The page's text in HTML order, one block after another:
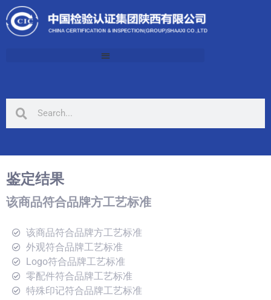
鉴定结果
该商品符合品牌方工艺标准
该商品符合品牌方工艺标准
外观符合品牌工艺标准
Logo符合品牌工艺标准
零配件符合品牌工艺标准
特殊印记符合品牌工艺标准